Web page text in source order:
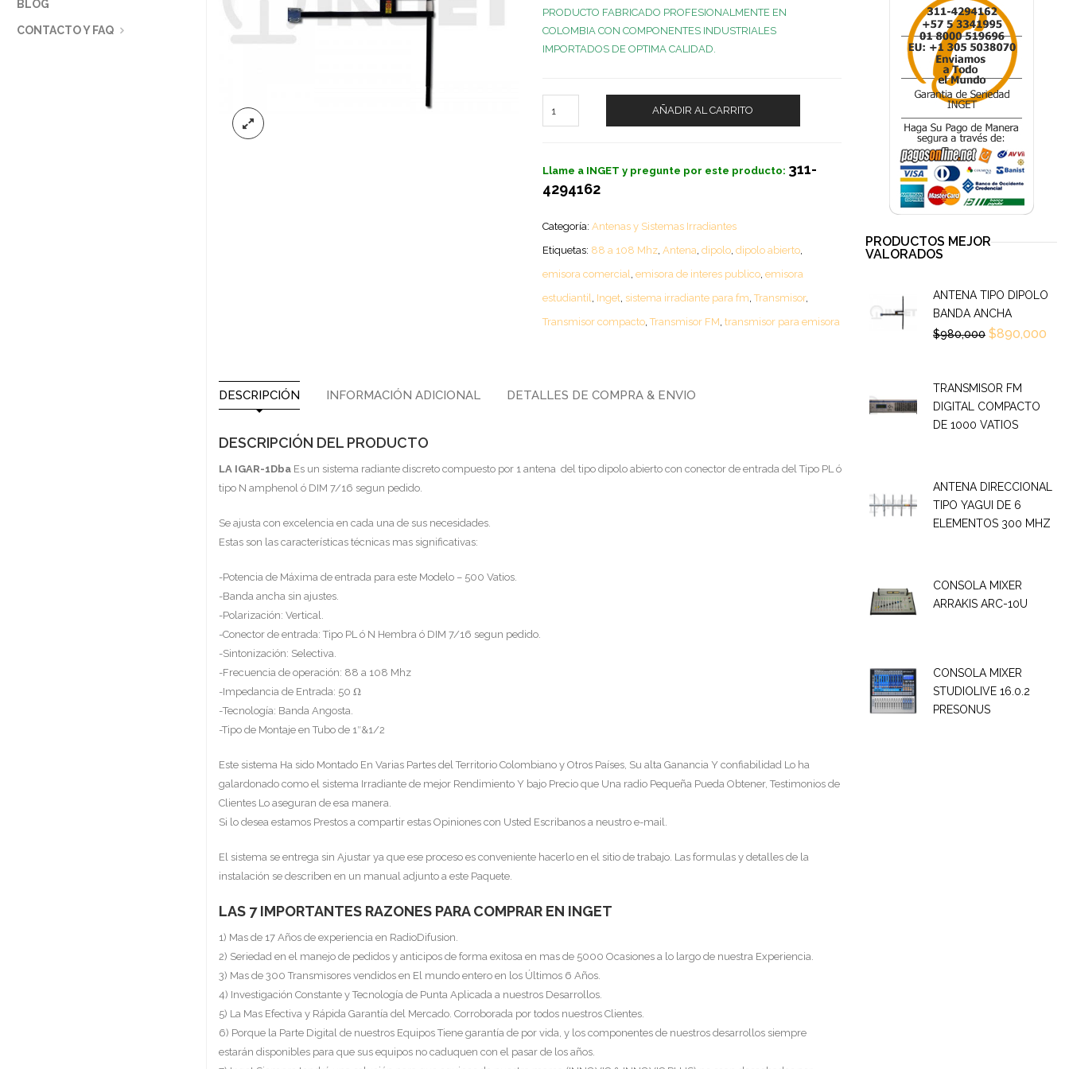
BLOG
CONTACTO Y FAQ
PRODUCTO FABRICADO PROFESIONALMENTE EN
COLOMBIA CON COMPONENTES INDUSTRIALES
IMPORTADOS DE OPTIMA CALIDAD.
AÑADIR AL CARRITO
Llame a INGET y pregunte por este producto: 311-
4294162
Categoría: Antenas y Sistemas Irradiantes
Etiquetas: 88 a 108 Mhz, Antena, dipolo, dipolo abierto,
emisora comercial, emisora de interes publico, emisora
estudiantil, Inget, sistema irradiante para fm,Transmisor,
Transmisor compacto,Transmisor FM, transmisor para emisora
DESCRIPCIÓN INFORMACIÓN ADICIONAL DETALLES DE COMPRA & ENVIO
DESCRIPCIÓN DEL PRODUCTO
LA IGAR-1Dba Es un sistema radiante discreto compuesto por 1 antena del tipo dipolo abierto con conector de entrada del Tipo PL ó
tipo N amphenol ó DIM 7/16 segun pedido.
Se ajusta con excelencia en cada una de sus necesidades.
Estas son las características técnicas mas significativas:
-Potencia de Máxima de entrada para este Modelo – 500 Vatios.
-Banda ancha sin ajustes.
-Polarización: Vertical.
-Conector de entrada: Tipo PL ó N Hembra ó DIM 7/16 segun pedido.
-Sintonización: Selectiva.
-Frecuencia de operación: 88 a 108 Mhz
-Impedancia de Entrada: 50 Ω
-Tecnología: Banda Angosta.
-Tipo de Montaje en Tubo de 1″&1/2
Este sistema Ha sido Montado En Varias Partes del Territorio Colombiano y Otros Países, Su alta Ganancia Y confiabilidad Lo ha
galardonado como el sistema Irradiante de mejor Rendimiento Y bajo Precio que Una radio Pequeña Pueda Obtener, Testimonios de
Clientes Lo aseguran de esa manera.
Si lo desea estamos Prestos a compartir estas Opiniones con Usted Escribanos a neustro e-mail.
El sistema se entrega sin Ajustar ya que ese proceso es conveniente hacerlo en el sitio de trabajo. Las formulas y detalles de la
instalación se describen en un manual adjunto a este Paquete.
LAS 7 IMPORTANTES RAZONES PARA COMPRAR EN INGET
1) Mas de 17 Años de experiencia en RadioDifusion.
2) Seriedad en el manejo de pedidos y anticipos de forma exitosa en mas de 5000 Ocasiones a lo largo de nuestra Experiencia.
3) Mas de 300 Transmisores vendidos en El mundo entero en los Últimos 6 Años.
4) Investigación Constante y Tecnología de Punta Aplicada a nuestros Desarrollos.
5) La Mas Efectiva y Rápida Garantía del Mercado. Corroborada por todos nuestros Clientes.
6) Porque la Parte Digital de nuestros Equipos Tiene garantía de por vida, y los componentes de nuestros desarrollos siempre
estarán disponibles para que sus equipos no caduquen con el pasar de los años.
PRODUCTOS MEJOR
VALORADOS
ANTENA TIPO DIPOLO
BANDA ANCHA
$980,000 $890,000
TRANSMISOR FM
DIGITAL COMPACTO
DE 1000 VATIOS
ANTENA DIRECCIONAL
TIPO YAGUI DE 6
ELEMENTOS 300 MHZ
CONSOLA MIXER
ARRAKIS ARC-10U
CONSOLA MIXER
STUDIOLIVE 16.0.2
PRESONUS